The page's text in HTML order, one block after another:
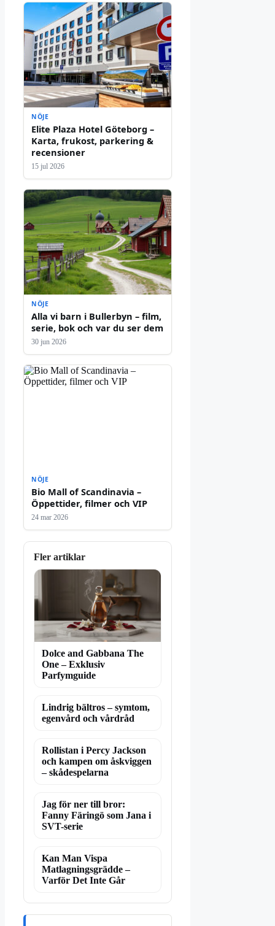
NÖJE
Elite Plaza Hotel Göteborg –
Karta, frukost, parkering &
recensioner
15 jul 2026
NÖJE
Alla vi barn i Bullerbyn – film,
serie, bok och var du ser dem
30 jun 2026
NÖJE
Bio Mall of Scandinavia –
Öppettider, filmer och VIP
24 mar 2026
Fler artiklar
Dolce and Gabbana The
One – Exklusiv
Parfymguide
Lindrig bältros – symtom,
egenvård och vårdråd
Rollistan i Percy Jackson
och kampen om åskviggen
– skådespelarna
Jag för ner till bror:
Fanny Färingö som Jana i
SVT-serie
Kan Man Vispa
Matlagningsgrädde –
Varför Det Inte Går